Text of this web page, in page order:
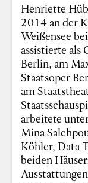
Henriette
2014 an der
Weißensee
assistierte als
Berlin, am
Staatsoper
am
arbeitete
Mina
Köhler, Data
beiden